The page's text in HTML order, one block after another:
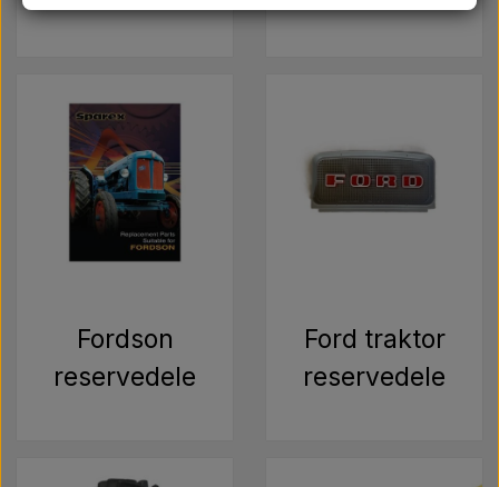
Olie
Maling Agricolour
Fordson
reservedele
Ford traktor
reservedele